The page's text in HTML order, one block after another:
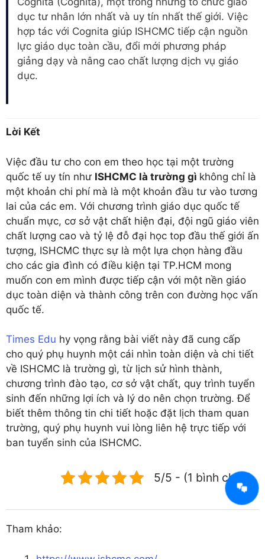
dục tư nhân lớn nhất và uy tín nhất thế giới. Việc
hợp tác với Cognita giúp ISHCMC tiếp cận nguồn
lực giáo dục toàn cầu, đổi mới phương pháp
giảng dạy và nâng cao chất lượng dịch vụ giáo
dục.
Lời Kết
Việc đầu tư cho con em theo học tại một trường
quốc tế uy tín như ISHCMC là trường gì không chỉ là
một khoản chi phí mà là một khoản đầu tư vào tương
lai của các em. Với chương trình giáo dục quốc tế
chuẩn mực, cơ sở vật chất hiện đại, đội ngũ giáo viên
chất lượng cao và tỷ lệ đỗ đại học top đầu thế giới ấn
tượng, ISHCMC thực sự là một lựa chọn hàng đầu
cho các gia đình có điều kiện tại TP.HCM mong
muốn con em mình được tiếp cận với một nền giáo
dục toàn diện và thành công trên con đường học vấn
quốc tế.
Times Edu hy vọng rằng bài viết này đã cung cấp
cho quý phụ huynh một cái nhìn toàn diện và chi tiết
về ISHCMC là trường gì, từ lịch sử hình thành,
chương trình đào tạo, cơ sở vật chất, quy trình tuyển
sinh đến những lợi ích và lý do nên chọn trường. Để
biết thêm thông tin chi tiết hoặc đặt lịch tham quan
trường, quý phụ huynh vui lòng liên hệ trực tiếp với
ban tuyển sinh của ISHCMC.
5/5 - (1 bình chọn)
Tham khảo: